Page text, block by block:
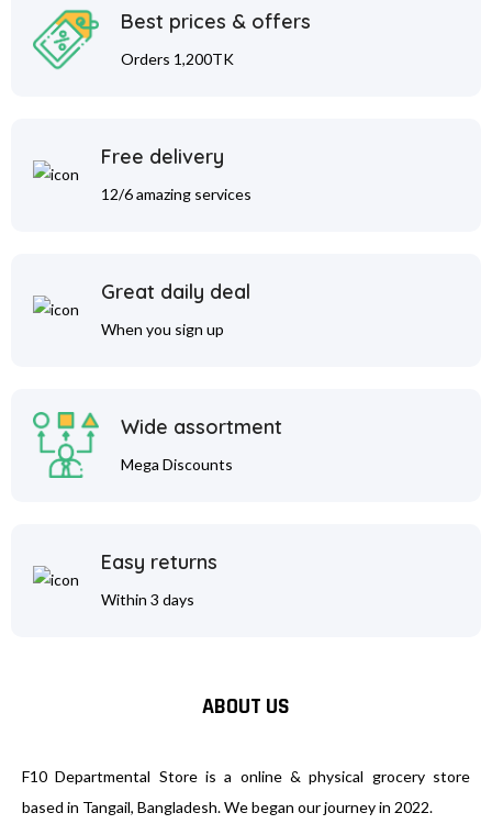
Best prices & offers
Orders 1,200TK
Free delivery
12/6 amazing services
Great daily deal
When you sign up
Wide assortment
Mega Discounts
Easy returns
Within 3 days
ABOUT US
F10 Departmental Store is a online & physical grocery store
based in Tangail, Bangladesh. We began our journey in 2022.